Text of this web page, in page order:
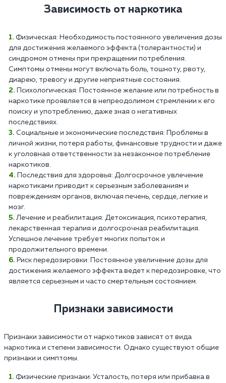
Зависимость от наркотика
Физическая: Необходимость постоянного увеличения дозы
для достижения желаемого эффекта (толерантности) и
синдромом отмены при прекращении потребления.
Симптомы отмены могут включать боль, тошноту, рвоту,
диарею, тревогу и другие неприятные состояния.
Психологическая: Постоянное желание или потребность в
наркотике проявляется в непреодолимом стремлении к его
поиску и употреблению, даже зная о негативных
последствиях.
Социальные и экономические последствия: Проблемы в
личной жизни, потеря работы, финансовые трудности и даже
к уголовная ответственности за незаконное потребление
наркотиков.
Последствия для здоровья: Долгосрочное увлечение
наркотиками приводит к серьезным заболеваниям и
повреждениям органов, включая печень, сердце, легкие и
мозг.
Лечение и реабилитация: Детоксикация, психотерапия,
лекарственная терапия и долгосрочная реабилитация.
Успешное лечение требует многих попыток и
продолжительного времени.
Риск передозировки: Постоянное увеличение дозы для
достижения желаемого эффекта ведет к передозировке, что
является серьезным и часто смертельным состоянием.
Признаки зависимости
Признаки зависимости от наркотиков зависят от вида
наркотика и степени зависимости. Однако существуют общие
признаки и симптомы.
Физические признаки: Усталость, потеря или прибавка в